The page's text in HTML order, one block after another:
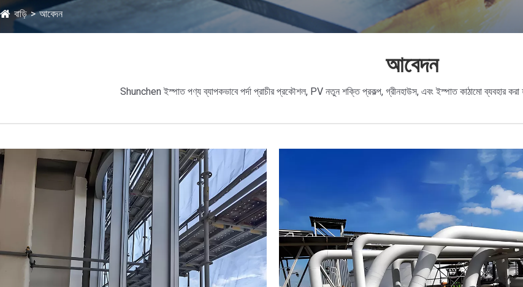
বাড়ি আবেদন
আবেদন
Shunchen ইস্পাত পণ্য ব্যাপকভাবে পর্দা প্রাচীর প্রকৌশল, PV নতুন শক্তি প্রকল্প, গ্রীনহাউস, এবং ইস্পাত কাঠামো ব্যবহার